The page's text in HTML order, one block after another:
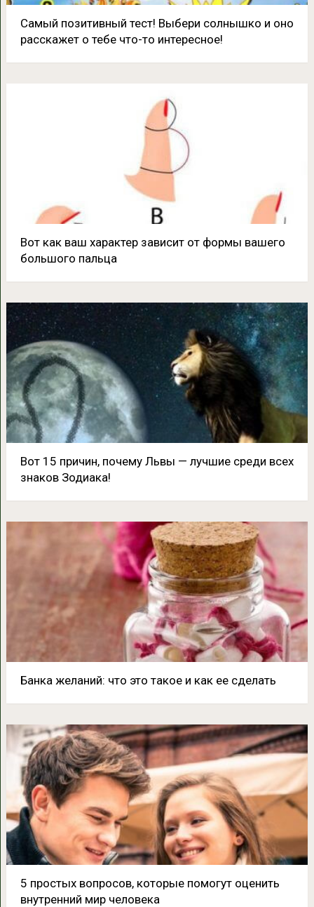
Самый позитивный тест! Выбери солнышко и оно
расскажет о тебе что-то интересное!
Вот как ваш характер зависит от формы вашего
большого пальца
Вот 15 причин, почему Львы — лучшие среди всех
знаков Зодиака!
Банка желаний: что это такое и как ее сделать
5 простых вопросов, которые помогут оценить
внутренний мир человека